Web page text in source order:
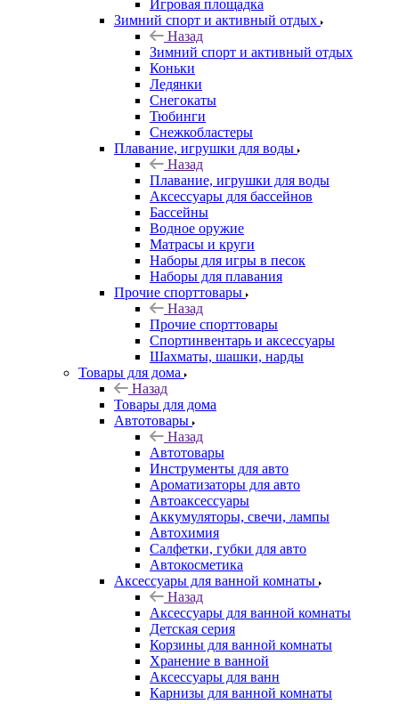
Игровая площадка
Зимний спорт и активный отдых
Назад
Зимний спорт и активный отдых
Коньки
Ледянки
Снегокаты
Тюбинги
Снежкобластеры
Плавание, игрушки для воды
Назад
Плавание, игрушки для воды
Аксессуары для бассейнов
Бассейны
Водное оружие
Матрасы и круги
Наборы для игры в песок
Наборы для плавания
Прочие спорттовары
Назад
Прочие спорттовары
Спортинвентарь и аксессуары
Шахматы, шашки, нарды
Товары для дома
Назад
Товары для дома
Автотовары
Назад
Автотовары
Инструменты для авто
Ароматизаторы для авто
Автоаксессуары
Аккумуляторы, свечи, лампы
Автохимия
Салфетки, губки для авто
Автокосметика
Аксессуары для ванной комнаты
Назад
Аксессуары для ванной комнаты
Детская серия
Корзины для ванной комнаты
Хранение в ванной
Аксессуары для ванн
Карнизы для ванной комнаты